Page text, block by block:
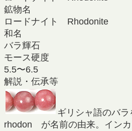
鉱物名
ロードナイト Rhodonite
和名
バラ輝石
モース硬度
5.5〜6.5
解説・伝承等
ギリシャ語のバ
rhodon が名前の由来。インカ